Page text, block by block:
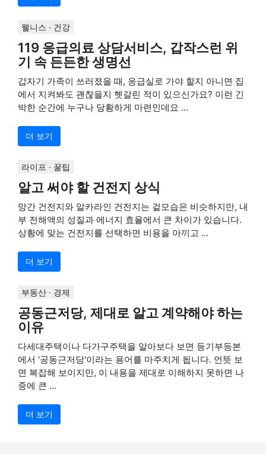
웰니스 · 건강
119 응급의료 상담서비스, 갑작스런 위
기 속 든든한 생명선
갑자기 가족이 쓰러졌을 때, 응급실로 가야 할지 아니면 집
에서 지켜봐도 괜찮을지 헷갈린 적이 있으신가요? 이런 긴
박한 순간에 누구나 당황하게 마련인데요 ...
더 보기
라이프 · 꿀팁
알고 써야 할 건전지 상식
망간 건전지와 알카라인 건전지는 겉모습은 비슷하지만, 내
부 전해액의 성질과 에너지 효율에서 큰 차이가 있습니다.
상황에 맞는 건전지를 선택하면 비용을 아끼고 ...
더 보기
부동산 · 경제
공동근저당, 제대로 알고 계약해야 하는
이유
다세대주택이나 다가구주택을 알아보다 보면 등기부등본
에서 '공동근저당'이라는 용어를 마주치게 됩니다. 언뜻 보
면 복잡해 보이지만, 이 내용을 제대로 이해하지 못하면 나
중에 큰 ...
더 보기